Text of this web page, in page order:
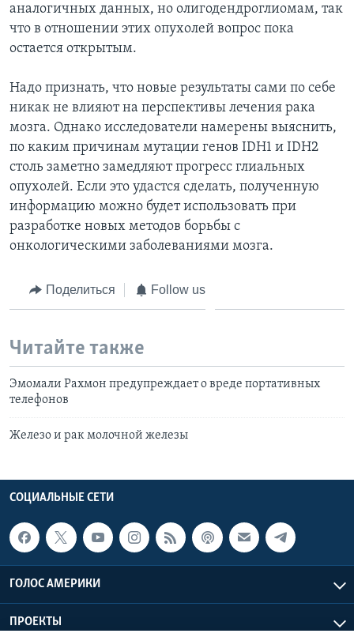
аналогичных данных, но олигодендроглиомам, так
что в отношении этих опухолей вопрос пока
остается открытым.
Надо признать, что новые результаты сами по себе
никак не влияют на перспективы лечения рака
мозга. Однако исследователи намерены выяснить,
по каким причинам мутации генов IDH1 и IDH2
столь заметно замедляют прогресс глиальных
опухолей. Если это удастся сделать, полученную
информацию можно будет использовать при
разработке новых методов борьбы с
онкологическими заболеваниями мозга.
Поделиться Follow us
Читайте также
Эмомали Рахмон предупреждает о вреде портативных
телефонов
Железо и рак молочной железы
СОЦИАЛЬНЫЕ СЕТИ
ГОЛОС АМЕРИКИ
ПРОЕКТЫ